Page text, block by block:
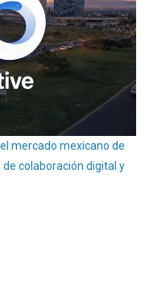
mercado mexicano de
colaboración digital y